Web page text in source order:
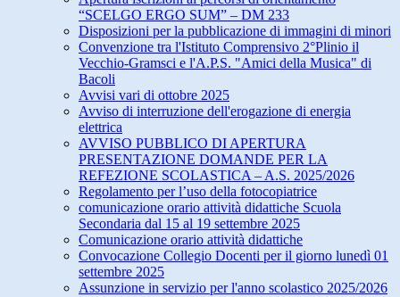
“SCELGO ERGO SUM” – DM 233
Disposizioni per la pubblicazione di immagini di minori
Convenzione tra l'Istituto Comprensivo 2°Plinio il
Vecchio-Gramsci e l'A.P.S. "Amici della Musica" di
Bacoli
Avvisi vari di ottobre 2025
Avviso di interruzione dell'erogazione di energia
elettrica
AVVISO PUBBLICO DI APERTURA
PRESENTAZIONE DOMANDE PER LA
REFEZIONE SCOLASTICA – A.S. 2025/2026
Regolamento per l’uso della fotocopiatrice
comunicazione orario attività didattiche Scuola
Secondaria dal 15 al 19 settembre 2025
Comunicazione orario attività didattiche
Convocazione Collegio Docenti per il giorno lunedì 01
settembre 2025
Assunzione in servizio per l'anno scolastico 2025/2026